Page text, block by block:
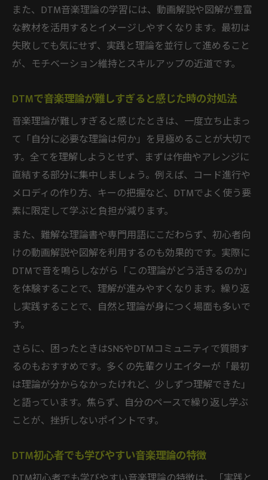
法
音楽理論本で挫折しないためのDTM勉強術
DTM初心者が実感する理論の壁の突破口
法
音楽理論難しいと感じる人のためのDTM学
習法
また、DTM音楽理論の学習には、動画解説や図解が豊富
な教材を活用するとイメージしやすくなります。最初は
失敗しても気にせず、実践と理論を並行して進めること
が、モチベーション維持とスキルアップの近道です。
DTMで音楽理論が難しすぎると感じた時の対処法
音楽理論が難しすぎると感じたときは、一度立ち止まっ
て「自分に必要な理論は何か」を見極めることが大切で
す。全てを理解しようとせず、まずは作曲やアレンジに
直結する部分に集中しましょう。例えば、コード進行や
メロディの作り方、キーの把握など、DTMでよく使う要
素に限定して学ぶと負担が減ります。
また、難解な理論書や専門用語にこだわらず、初心者向
けの動画解説や図解を利用するのも効果的です。実際に
DTMで音を鳴らしながら「この理論がどう活きるのか」
を体験することで、理解が進みやすくなります。繰り返
し実践することで、自然と理論が身につく場面も多いで
す。
さらに、困ったときはSNSやDTMコミュニティで質問す
るのもおすすめです。多くの先輩クリエイターが「最初
は理論が分からなかったけれど、少しずつ理解できた」
と語っています。焦らず、自分のペースで繰り返し学ぶ
ことが、挫折しないポイントです。
DTM初心者でも学びやすい音楽理論の特徴